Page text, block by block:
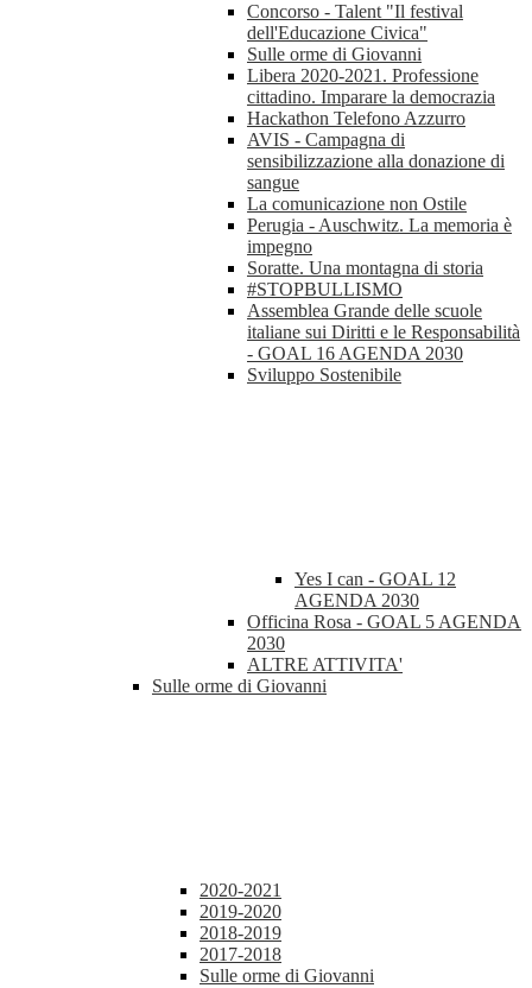
Concorso - Talent "Il festival
dell'Educazione Civica"
Sulle orme di Giovanni
Libera 2020-2021. Professione
cittadino. Imparare la democrazia
Hackathon Telefono Azzurro
AVIS - Campagna di
sensibilizzazione alla donazione di
sangue
La comunicazione non Ostile
Perugia - Auschwitz. La memoria è
impegno
Soratte. Una montagna di storia
#STOPBULLISMO
Assemblea Grande delle scuole
italiane sui Diritti e le Responsabilità
- GOAL 16 AGENDA 2030
Sviluppo Sostenibile
Yes I can - GOAL 12
AGENDA 2030
Officina Rosa - GOAL 5 AGENDA
2030
ALTRE ATTIVITA'
Sulle orme di Giovanni
2020-2021
2019-2020
2018-2019
2017-2018
Sulle orme di Giovanni